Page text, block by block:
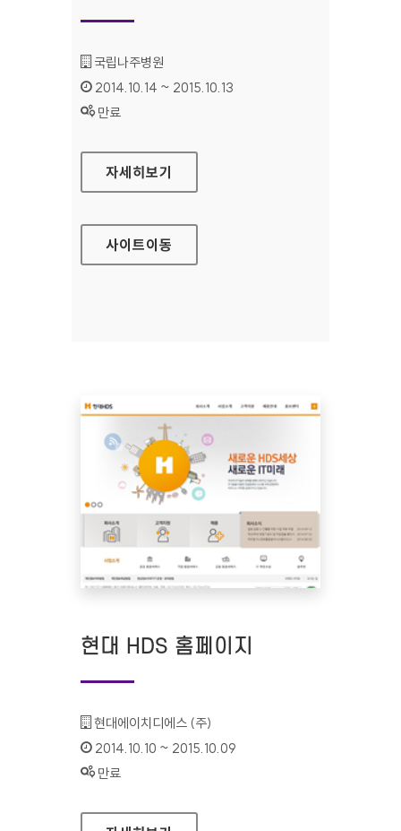
기관명 :
국립나주병원
인증기간 :
2014.10.14 ~ 2015.10.13
상태 :
만료
국립나주병원 홈페이지
자세히보기
사이트이동
현대 HDS 홈페이지
기관명 :
현대에이치디에스 (주)
인증기간 :
2014.10.10 ~ 2015.10.09
상태 :
만료